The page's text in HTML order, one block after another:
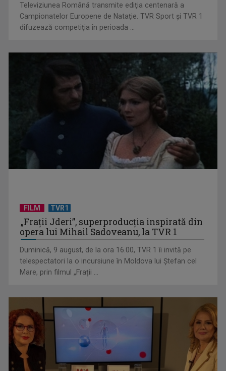
„Cerul” trupei Proconsul – a şasea cea mai votată piesă în
concursul „Cerbul ...
„Spune-mi”, piesa Monicăi Anghel – a patra cea mai votată
în concursul ...
CONCACAF respinge planul FIFA de privatizare parțială a
Televiziunea Română transmite ediţia centenară a
Campionatelor Europene de Nataţie. TVR Sport şi TVR 1
difuzează competiţia în perioada ...
FILM TVR1
„Frații Jderi”, superproducția inspirată din
opera lui Mihail Sadoveanu, la TVR 1
Duminică, 9 august, de la ora 16.00, TVR 1 îi invită pe
telespectatori la o incursiune în Moldova lui Ștefan cel
Mare, prin filmul „Frații ...